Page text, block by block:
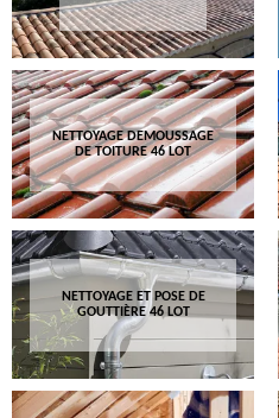
NETTOYAGE DEMOUSSAGE
DE TOITURE 46 LOT
NETTOYAGE ET POSE DE
GOUTTIÈRE 46 LOT